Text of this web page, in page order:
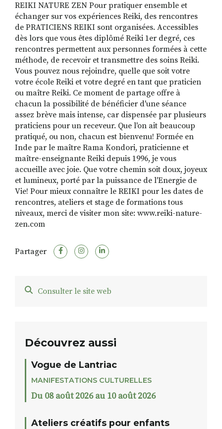
REIKI NATURE ZEN Pour pratiquer ensemble et
échanger sur vos expériences Reiki, des rencontres
de PRATICIENS REIKI sont organisées. Accessibles
dès lors que vous êtes diplômé Reiki 1er degré, ces
rencontres permettent aux personnes formées à cette
méthode, de recevoir et transmettre des soins Reiki.
Vous pouvez nous rejoindre, quelle que soit votre
votre école Reiki et votre degré en tant que praticien
ou maître Reiki. Ce moment de partage offre à
chacun la possibilité de bénéficier d'une séance
assez brève mais intense, car dispensée par plusieurs
praticiens pour un receveur. Que l'on ait beaucoup
pratiqué, ou non, chacun est bienvenu! Formée en
Inde par le maître Rama Kondori, praticienne et
maître-enseignante Reiki depuis 1996, je vous
accueille avec joie. Que votre chemin soit doux, joyeux
et lumineux, porté par la puissance de l'Energie de
Vie! Pour mieux connaître le REIKI pour les dates de
rencontres, ateliers et stage de formations tous
niveaux, merci de visiter mon site: www.reiki-nature-
zen.com
Partager
Consulter le site web
Découvrez aussi
Vogue de Lantriac
MANIFESTATIONS CULTURELLES
Du 08 août 2026 au 10 août 2026
Ateliers créatifs pour enfants